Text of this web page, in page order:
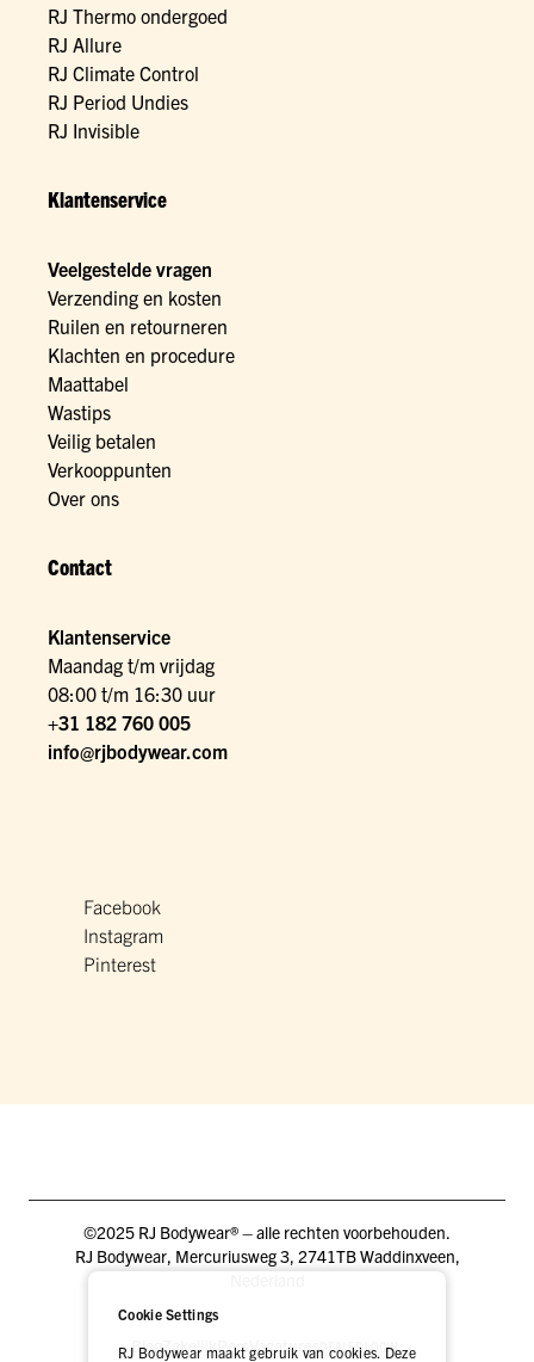
RJ Thermo ondergoed
RJ Allure
RJ Climate Control
RJ Period Undies
RJ Invisible
Klantenservice
Veelgestelde vragen
Verzending en kosten
Ruilen en retourneren
Klachten en procedure
Maattabel
Wastips
Veilig betalen
Verkooppunten
Over ons
Contact
Klantenservice
Maandag t/m vrijdag
08:00 t/m 16:30 uur
+31 182 760 005
info@rjbodywear.com
Facebook
Instagram
Pinterest
©2025 RJ Bodywear® – alle rechten voorbehouden.
RJ Bodywear, Mercuriusweg 3, 2741TB Waddinxveen,
BlogZakelijkPers Vacatures DEALER LOGIN
Cookie Settings
RJ Bodywear maakt gebruik van cookies. Deze